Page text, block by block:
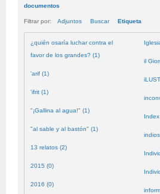
documentos
Filtrar por: Adjuntos Buscar Etiqueta
¿quién osaría luchar contra el
favor de los grandes? (1)
'arif (1)
'ifrit (1)
"¡Gallina al agua!" (1)
"al sable y al bastón" (1)
13 relatos (2)
2015 (0)
2016 (0)
il